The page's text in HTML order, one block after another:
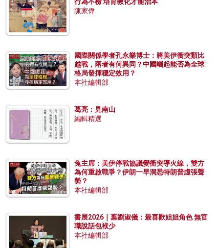
陳家偉
國際關係學者孔永樂博士：將美伊衝突類比
越戰，兩者有何異同？中國崛起能否為全球
格局發揮穩定效用？
本社編輯部
葛亮：見南山
編輯精選
兔主席：美伊停戰協議變衝突導火線，雙方
為何重啟戰爭？伊朗一早洞悉特朗普虛張聲
勢？
本社編輯部
書展2026｜葉劉淑儀：最喜歡姐姐角色 無官
職說話包袱少
本社編輯部